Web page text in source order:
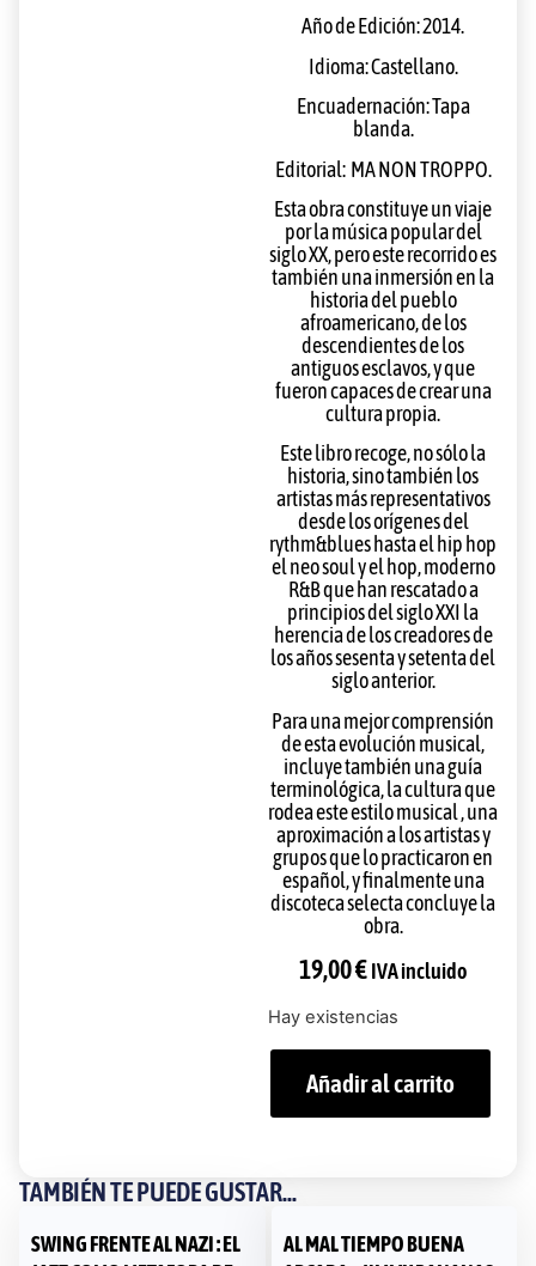
Año de Edición: 2014.
Idioma: Castellano.
Encuadernación: Tapa
blanda.
Editorial: MA NON TROPPO.
Esta obra constituye un viaje
por la música popular del
siglo XX, pero este recorrido es
también una inmersión en la
historia del pueblo
afroamericano, de los
descendientes de los
antiguos esclavos, y que
fueron capaces de crear una
cultura propia.
Este libro recoge, no sólo la
historia, sino también los
artistas más representativos
desde los orígenes del
rythm&blues hasta el hip hop
el neo soul y el hop, moderno
R&B que han rescatado a
principios del siglo XXI la
herencia de los creadores de
los años sesenta y setenta del
siglo anterior.
Para una mejor comprensión
de esta evolución musical,
incluye también una guía
terminológica, la cultura que
rodea este estilo musical , una
aproximación a los artistas y
grupos que lo practicaron en
español, y finalmente una
discoteca selecta concluye la
obra.
19,00€IVA incluido
Hay existencias
Añadir al carrito
TAMBIÉN TE PUEDE GUSTAR...
SWING FRENTE AL NAZI : EL
AL MAL TIEMPO BUENA